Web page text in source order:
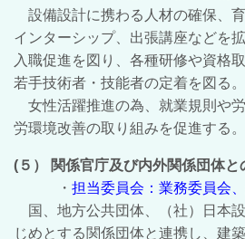
設備設計に携わる人材の確保、
インターシップ、出張講座などを
入職促進を図り、各種研修や資格
若手技術者・技能者の定着を図る。
女性活躍推進の為、就業規則や
労環境改善の取り組みを促進する。
( ５） 関係官庁及び内外関係団体と
・ 担当委員会：業務委員会
国、地方公共団体、（社）日本
じめとする関係団体と連携し、建